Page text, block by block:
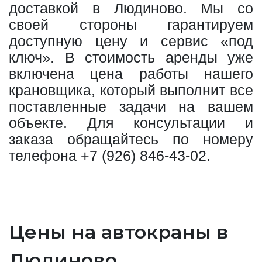
доставкой в Людиново. Мы со
своей стороны гарантируем
доступную цену и сервис «под
ключ». В стоимость аренды уже
включена цена работы нашего
крановщика, который выполнит все
поставленные задачи на вашем
объекте. Для консультации и
заказа обращайтесь по номеру
телефона +7 (926) 846-43-02.
Цены на автокраны в